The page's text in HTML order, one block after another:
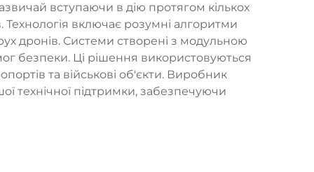
вступаючи в дію протягом кількох
Технологія включає розумні алгоритми
дронів. Системи створені з модульною
безпеки. Ці рішення використовуються
та військові об'єкти. Виробник
технічної підтримки, забезпечуючи